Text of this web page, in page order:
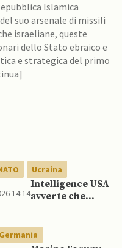
Islamica
suo arsenale di missili
israeliane, queste
dello Stato ebraico e
e strategica del primo
Ucraina
14:14
Intelligence USA
avverte che
mentre è ancora
impegnato in
Germania